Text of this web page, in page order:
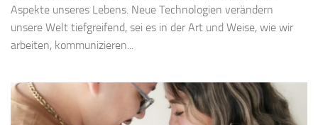
Aspekte unseres Lebens. Neue Technologien verändern
unsere Welt tiefgreifend, sei es in der Art und Weise, wie wir
arbeiten, kommunizieren...